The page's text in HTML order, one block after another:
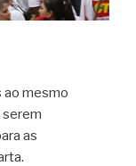
ao mesmo
serem
as